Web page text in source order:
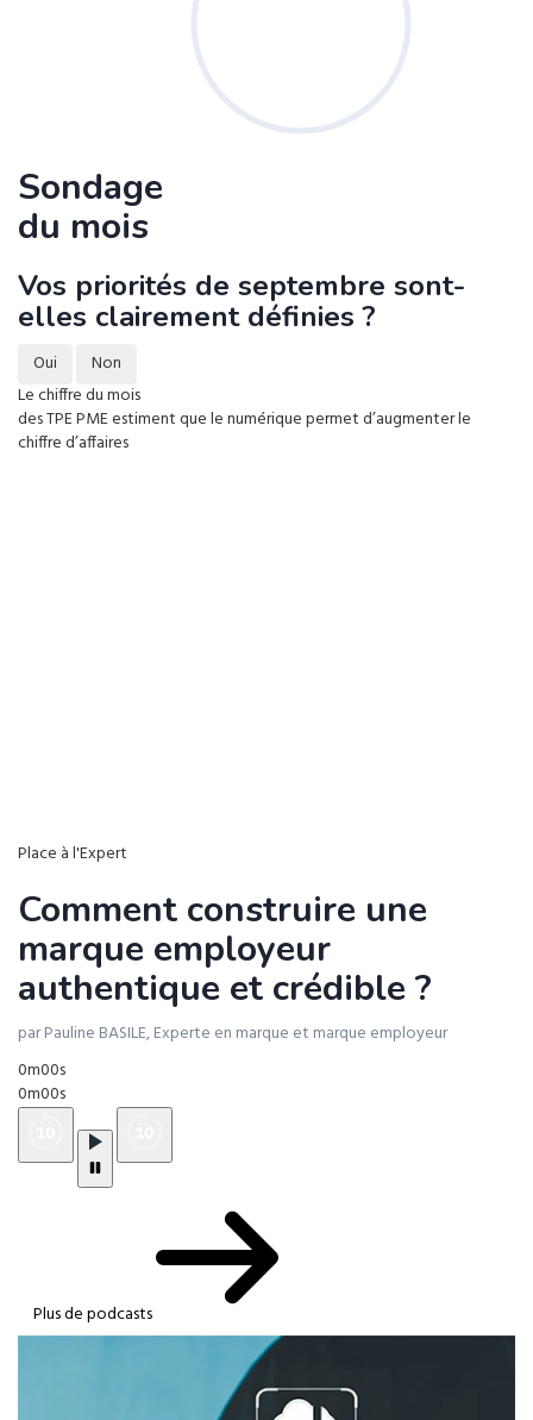
Sondage
du mois
Vos priorités de septembre sont-
elles clairement définies ?
Oui
Non
Le chiffre du mois
des TPE PME estiment que le numérique permet d’augmenter le
chiffre d’affaires
Place à l'Expert
Comment construire une
marque employeur
authentique et crédible ?
par Pauline BASILE, Experte en marque et marque employeur
0m00s
0m00s
Plus de podcasts